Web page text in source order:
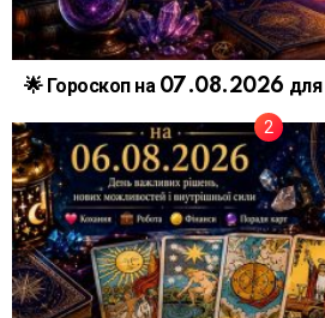
🌟 Гороскоп на 07.08.2026 для